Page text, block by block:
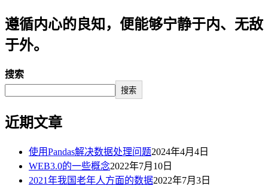
遵循内心的良知，便能够宁静于内、无敌
于外。
搜索
搜索
近期文章
使用Pandas解决数据处理问题2024年4月4日
WEB3.0的一些概念2022年7月10日
2021年我国老年人方面的数据2022年7月3日